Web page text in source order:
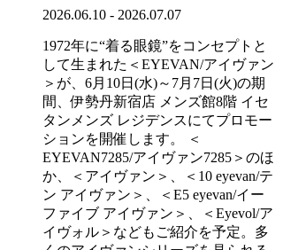
2026.06.10 - 2026.07.07
1972年に“着る眼鏡”をコンセプトと
して生まれた＜EYEVAN/アイヴァン
＞が、6月10日(水)～7月7日(火)の期
間、伊勢丹新宿店 メンズ館8階 イセ
タンメンズ レジデンスにてプロモー
ションを開催します。 ＜
EYEVAN7285/アイヴァン7285＞のほ
か、＜アイヴァン＞、＜10 eyevan/テ
ン アイヴァン＞、＜E5 eyevan/イー
ファイブ アイヴァン＞、＜Eyevol/ア
イヴォル＞などもご紹介を予定。多